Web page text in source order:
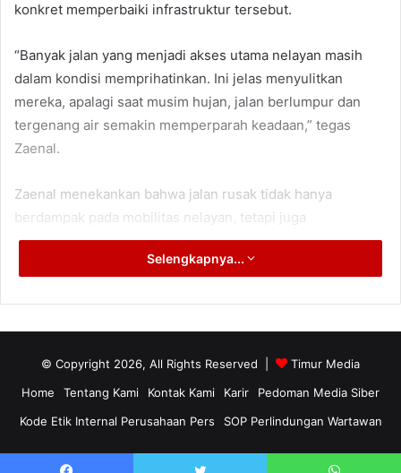
konkret memperbaiki infrastruktur tersebut.
“Banyak jalan yang menjadi akses utama nelayan masih
dalam kondisi memprihatinkan. Ini jelas menyulitkan
mereka, apalagi saat musim hujan, jalan berlumpur dan
tergenang air semakin memperparah keadaan,” tegas
Zaenal.
Zaenal menekankan bahwa jalan rusak tidak hanya
berdampak pada mobilitas nelayan, tetapi juga
berpengaruh besar terhadap perekonomian mereka.
Distribusi hasil tangkapan ke pasar menjadi terhambat,
“Kalau distribusi terlambat, harga ikan bisa turun. Ini
merugikan nelayan. Maka perbaikan jalan ini harus menjadi
Ia juga menyoroti ketimpangan pembangunan infrastruktur
Selengkapnya...
© Copyright 2026, All Rights Reserved |
Timur Media
Home
Tentang Kami Kontak Kami Karir
Pedoman Media Siber
Kode Etik Internal Perusahaan Pers
SOP Perlindungan Wartawan